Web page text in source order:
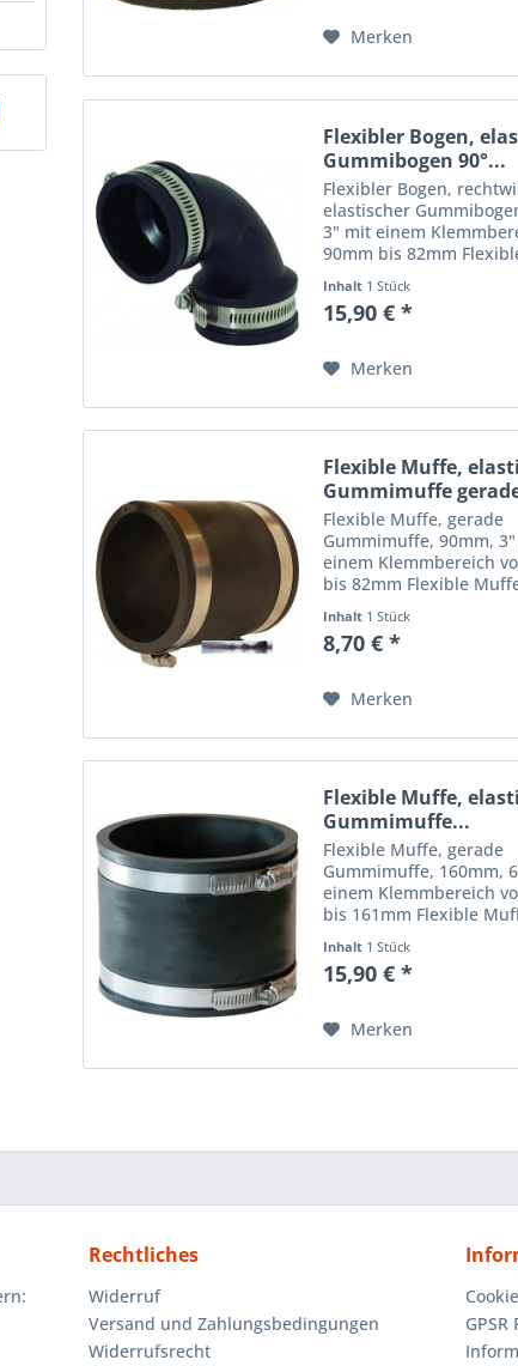
gerade...
Merken
Flexibler Bogen,
Gummibogen 90°...
Flexibler Bogen,
elastischer
3" mit einem
90mm bis 82mm
flexible Rohrverbindung,
gefertigt aus einem PVC
aus...
Inhalt 1 Stück
15,90 € *
Merken
Flexible Muffe,
Gummimuffe
Flexible Muffe, gerade
Gummimuffe, 90mm,
einem Klemmbereich
bis 82mm Flexible
Rohrverbindungen,
einem PVC Elastomer,
Inhalt 1 Stück
8,70 € *
Merken
Flexible Muffe,
Gummimuffe...
Flexible Muffe, gerade
Gummimuffe, 160mm,
einem Klemmbereich
bis 161mm Flexible
Rohrverbindungen,
einem PVC Elastomer,
Inhalt 1 Stück
15,90 € *
Merken
Rechtliches
Widerruf
Versand und Zahlungsbedingungen
Widerrufsrecht